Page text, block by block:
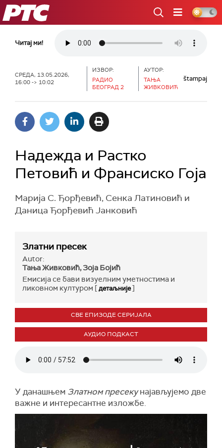
РТС
Читај ми!
СРЕДА, 13.05.2026,
16:00 -> 10:02
ИЗВОР:
РАДИО
БЕОГРАД 2
АУТОР:
ТАЊА
ЖИВКОВИЋ
štampaj
Надежда и Растко
Петовић и Франсиско Гоја
Марија С. Ђорђевић, Сенка Латиновић и
Даница Ђорђевић Јанковић
Златни пресек
Autor:
Тања Живковић, Зоја Бојић
Емисија се бави визуелним уметностима и
ликовном културом [детаљније]
СВЕ ЕПИЗОДЕ СЕРИЈАЛА
АУДИО ПОДКАСТ
У данашњем Златном пресекунајављујемо две
важне и интересантне изложбе.